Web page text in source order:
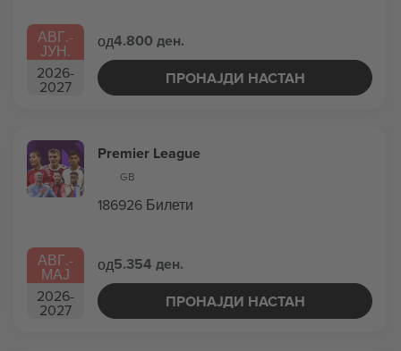
АВГ.-
ЈУН.
2026-
2027
од4.800 ден.
ПРОНАЈДИ НАСТАН
АВГ.-
МАЈ
2026-
2027
Premier League
GB
186926 Билети
од5.354 ден.
ПРОНАЈДИ НАСТАН